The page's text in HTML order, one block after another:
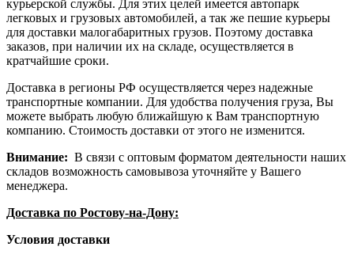
курьерской службы. Для этих целей имеется автопарк
легковых и грузовых автомобилей, а так же пешие курьеры
для доставки малогабаритных грузов. Поэтому доставка
заказов, при наличии их на складе, осуществляется в
кратчайшие сроки.
Доставка в регионы РФ осуществляется через надежные
транспортные компании. Для удобства получения груза, Вы
можете выбрать любую ближайшую к Вам транспортную
компанию. Стоимость доставки от этого не изменится.
Внимание: В связи с оптовым форматом деятельности наших
складов возможность самовывоза уточняйте у Вашего
менеджера.
Доставка по Ростову-на-Дону:
Условия доставки